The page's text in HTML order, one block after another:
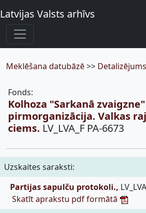
Latvijas Valsts arhīvs
Meklēšana datubāzē>> Detalizējums
Fonds:
Kolhoza "Sarkanā zvaigzne"
pirmorganizācija. Valkas
ciems. LV_LVA_F PA-6673
Uzskaites saraksti:
Partijas sapulču protokoli.,
Skatīt aprakstu pdf formātā